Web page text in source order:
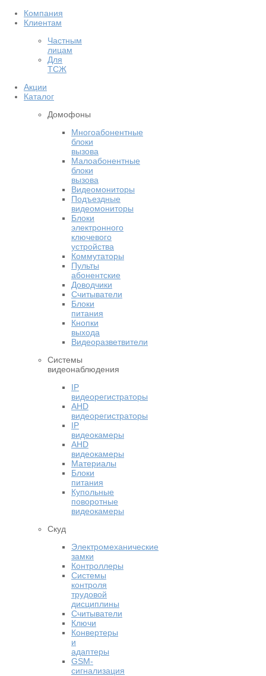
Компания
Клиентам
Частным
лицам
Для
ТСЖ
Акции
Каталог
Домофоны
Многоабонентные
блоки
вызова
Малоабонентные
блоки
вызова
Видеомониторы
Подъездные
видеомониторы
Блоки
электронного
ключевого
устройства
Коммутаторы
Пульты
абонентские
Доводчики
Считыватели
Блоки
питания
Кнопки
выхода
Видеоразветвители
Системы
видеонаблюдения
IP
видеорегистраторы
AHD
видеорегистраторы
IP
видеокамеры
AHD
видеокамеры
Материалы
Блоки
питания
Купольные
поворотные
видеокамеры
Скуд
Электромеханические
замки
Контроллеры
Системы
контроля
трудовой
дисциплины
Считыватели
Ключи
Конвертеры
и
адаптеры
GSM-
сигнализация